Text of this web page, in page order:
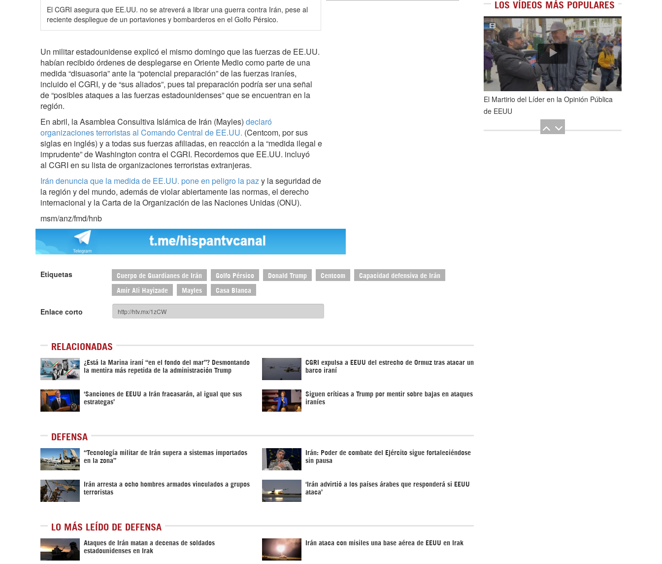
El CGRI asegura que EE.UU. no se atreverá a librar una guerra contra Irán, pese al
reciente despliegue de un portaviones y bombarderos en el Golfo Pérsico.
Un militar estadounidense explicó el mismo domingo que las fuerzas de EE.UU.
habían recibido órdenes de desplegarse en Oriente Medio como parte de una
medida “disuasoria” ante la “potencial preparación” de las fuerzas iraníes,
incluido el CGRI, y de “sus aliados”, pues tal preparación podría ser una señal
de “posibles ataques a las fuerzas estadounidenses” que se encuentran en la
región.
En abril, la Asamblea Consultiva Islámica de Irán (Mayles) declaró
organizaciones terroristas al Comando Central de EE.UU. (Centcom, por sus
siglas en inglés) y a todas sus fuerzas afiliadas, en reacción a la “medida ilegal e
imprudente” de Washington contra el CGRI. Recordemos que EE.UU. incluyó
al CGRI en su lista de organizaciones terroristas extranjeras.
Irán denuncia que la medida de EE.UU. pone en peligro la pazy la seguridad de
la región y del mundo, además de violar abiertamente las normas, el derecho
internacional y la Carta de la Organización de las Naciones Unidas (ONU).
msm/anz/fmd/hnb
Etiquetas Cuerpo de Guardianes de Irán Golfo Pérsico Donald Trump Centcom Capacidad defensiva de Irán
Amir Ali Hayizade Mayles Casa Blanca
Enlace corto
RELACIONADAS
¿Está la Marina iraní “en el fondo del mar”? Desmontando
la mentira más repetida de la administración Trump
CGRI expulsa a EEUU del estrecho de Ormuz tras atacar un
barco iraní
‘Sanciones de EEUU a Irán fracasarán, al igual que sus
estrategas’
Siguen críticas a Trump por mentir sobre bajas en ataques
iraníes
DEFENSA
“Tecnología militar de Irán supera a sistemas importados
en la zona”
Irán: Poder de combate del Ejército sigue fortaleciéndose
sin pausa
Irán arresta a ocho hombres armados vinculados a grupos
terroristas
‘Irán advirtió a los países árabes que responderá si EEUU
ataca’
LO MÁS LEÍDO DE DEFENSA
Ataques de Irán matan a decenas de soldados
estadounidenses en Irak
Irán ataca con misiles una base aérea de EEUU en Irak
LOS VÍDEOS MÁS POPULARES
1de5
El Martirio del Líder en la Opinión Pública
de EEUU